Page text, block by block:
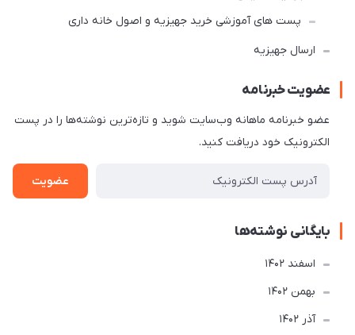
پست های آموزشی خرید جهیزیه و اصول خانه داری
ارسال جهیزیه
عضویت خبرنامه
عضو خبرنامه ماهانه وب‌سایت شوید و تازه‌ترین نوشته‌ها را در پست
الکترونیک خود دریافت کنید.
عضویت
بایگانی نوشته‌ها
اسفند 1402
بهمن 1402
آذر 1402